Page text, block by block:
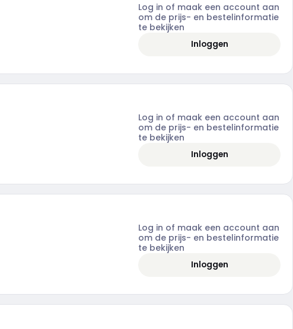
Log in of maak een account aan
om de prijs- en bestelinformatie
te bekijken
Inloggen
Log in of maak een account aan
om de prijs- en bestelinformatie
te bekijken
Inloggen
Log in of maak een account aan
om de prijs- en bestelinformatie
te bekijken
Inloggen